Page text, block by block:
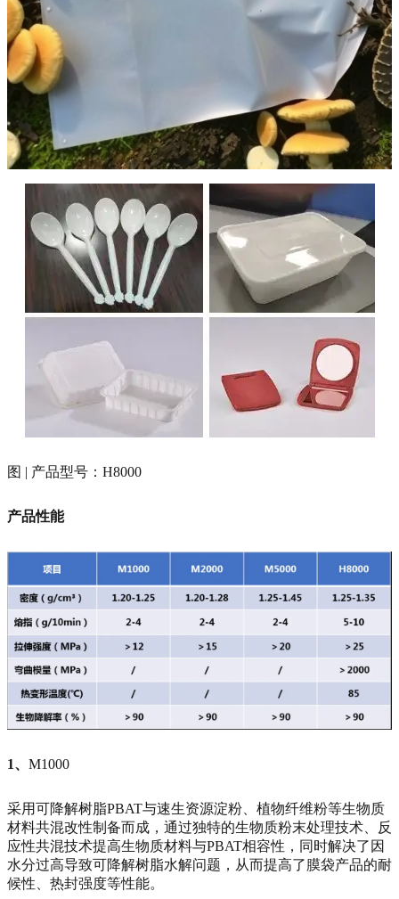
图 | 产品型号：H8000
产品性能
1、 M1000
采用可降解树脂PBAT与速生资源淀粉、植物纤维粉等生物质
材料共混改性制备而成，通过独特的生物质粉末处理技术、反
应性共混技术提高生物质材料与PBAT相容性，同时解决了因
水分过高导致可降解树脂水解问题，从而提高了膜袋产品的耐
候性、热封强度等性能。